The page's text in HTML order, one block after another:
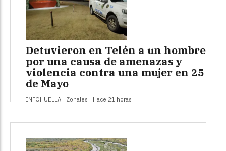
Detuvieron en Telén a un hombre
por una causa de amenazas y
violencia contra una mujer en 25
de Mayo
INFOHUELLA Zonales Hace 21 horas